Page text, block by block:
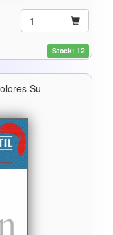
Stock: 12
Su